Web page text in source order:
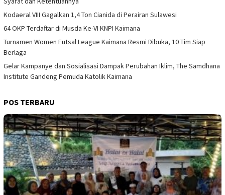
Kodaeral VIII Gagalkan 1,4 Ton Cianida di Perairan Sulawesi
64 OKP Terdaftar di Musda Ke-VI KNPI Kaimana
Turnamen Women Futsal League Kaimana Resmi Dibuka, 10 Tim Siap
Berlaga
Gelar Kampanye dan Sosialisasi Dampak Perubahan Iklim, The Samdhana
Institute Gandeng Pemuda Katolik Kaimana
POS TERBARU